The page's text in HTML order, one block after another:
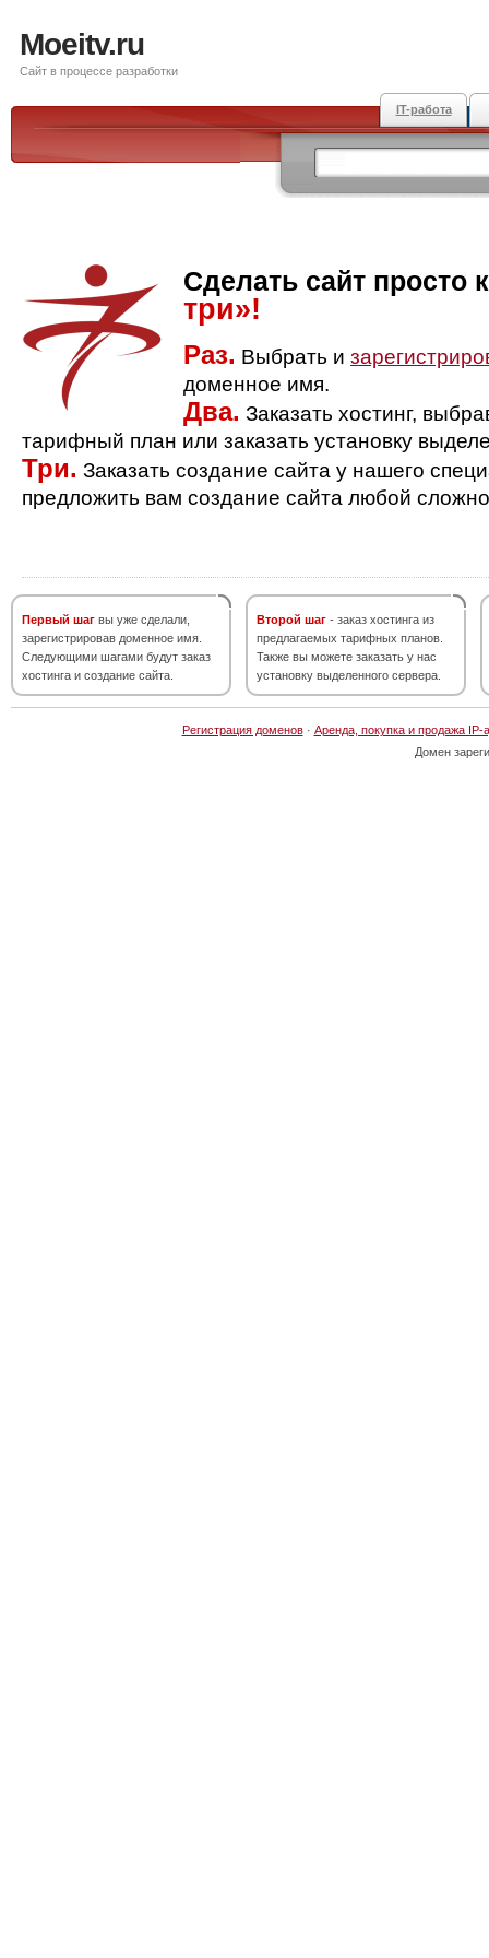
Moeitv.ru
Сайт в процессе разработки
IT-работа
Сделать сайт просто
три»!
Раз. Выбрать и
доменное имя.
Два. Заказать хостинг,
тарифный план или заказать установку
Три. Заказать создание сайта у нашего
предложить вам создание сайта любой
Первый шаг вы уже сделали,
зарегистрировав доменное имя.
Следующими шагами будут заказ
хостинга и создание сайта.
Второй шаг - заказ хостинга из
предлагаемых тарифных планов.
Также вы можете заказать у нас
установку выделенного сервера.
Регистрация доменов· Аренда, покупка и продажа IP-
Домен